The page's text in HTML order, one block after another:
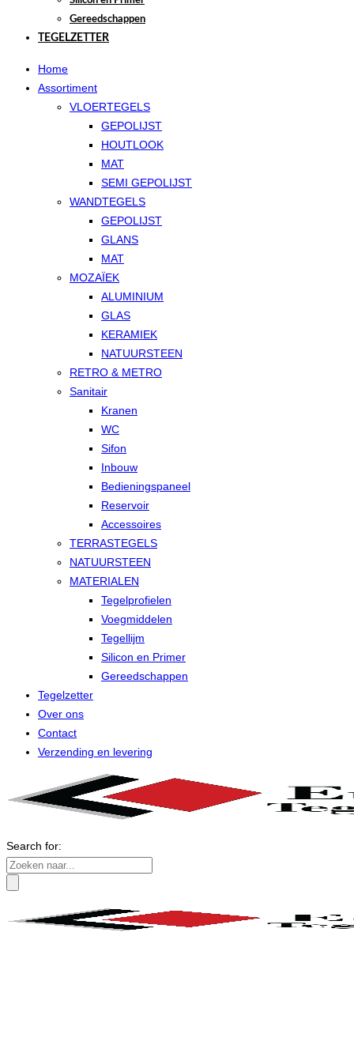
Gereedschappen
TEGELZETTER
Home
Assortiment
VLOERTEGELS
GEPOLIJST
HOUTLOOK
MAT
SEMI GEPOLIJST
WANDTEGELS
GEPOLIJST
GLANS
MAT
MOZAÏEK
ALUMINIUM
GLAS
KERAMIEK
NATUURSTEEN
RETRO & METRO
Sanitair
Kranen
WC
Sifon
Inbouw
Bedieningspaneel
Reservoir
Accessoires
TERRASTEGELS
NATUURSTEEN
MATERIALEN
Tegelprofielen
Voegmiddelen
Tegellijm
Silicon en Primer
Gereedschappen
Tegelzetter
Over ons
Contact
Verzending en levering
Search for: